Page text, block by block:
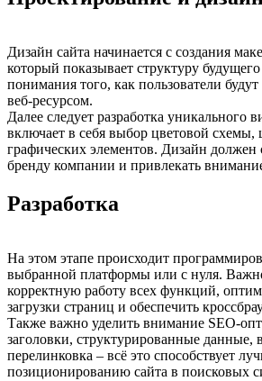
Дизайн сайта начинается с создания
который показывает структуру
понимания того, как пользователи будут
веб-ресурсом.
Далее следует разработка уникального
включает в себя выбор цветовой
графических элементов. Дизайн должен
бренду компании и привлекать
Разработка
На этом этапе происходит
выбранной платформы или с нуля.
корректную работу всех функций,
загрузки страниц и обеспечить
Также важно уделить внимание SEO-
заголовки, структурированные данные,
перелинковка – всё это способствует
позиционированию сайта в поисковых